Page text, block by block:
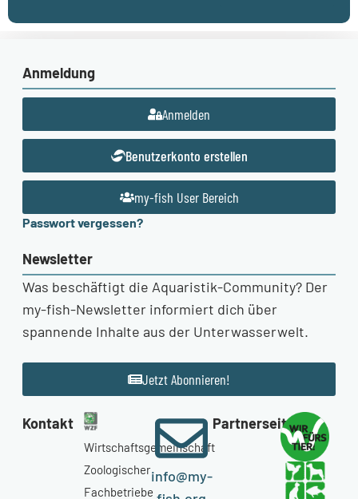
Anmeldung
Anmelden
Benutzerkonto erstellen
my-fish User Bereich
Passwort vergessen?
Newsletter
Was beschäftigt die Aquaristik-Community? Der
my-fish-Newsletter informiert dich über
spannende Inhalte aus der Unterwasserwelt.
Jetzt Abonnieren!
Kontakt
Wirtschaftsgemeinschaft
Zoologischer
Fachbetriebe
info@my-
Partnerseiten